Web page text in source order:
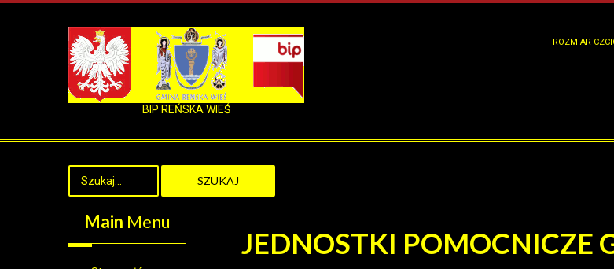
BIP REŃSKA WIEŚ
ROZMIAR
SZUKAJ
JEDNOSTKI POMOCNICZE
Main Menu